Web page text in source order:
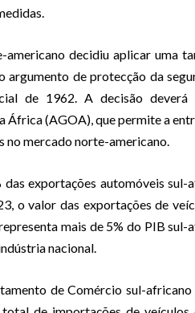
americano decidiu aplicar uma
argumento de protecção da
de 1962. A decisão
África (AGOA), que permite a
no mercado norte-americano.
das exportações automóveis
o valor das exportações de
mais de 5% do PIB
nacional.
de Comércio sul-